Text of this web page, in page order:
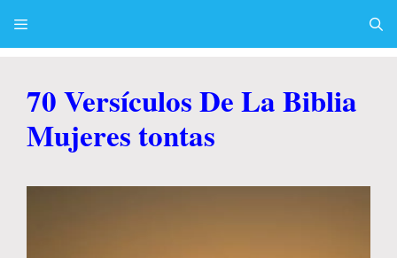
70 Versículos De La Biblia
Mujeres tontas